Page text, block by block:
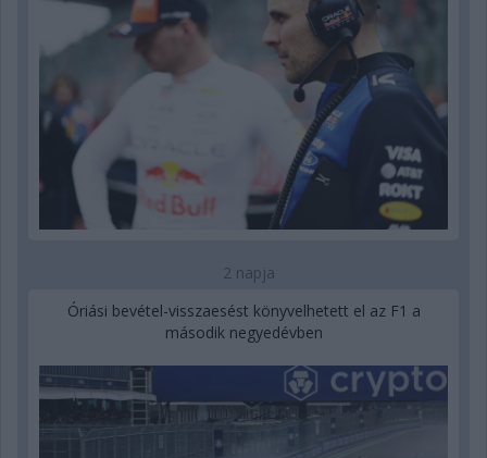
2 napja
Óriási bevétel-visszaesést könyvelhetett el az F1 a
második negyedévben